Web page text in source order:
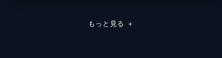
もっと見る ＋